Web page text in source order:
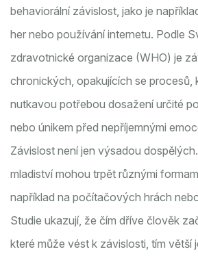
behaviorální závislost, jako je
her nebo používání internetu. Podle
zdravotnické organizace (WHO) je
chronických, opakujících se procesů,
nutkavou potřebou dosažení určité
nebo únikem před nepříjemnými
Závislost není jen výsadou
mladiství mohou trpět různými
například na počítačových hrách
Studie ukazují, že čím dříve člověk
které může vést k závislosti, tím větší